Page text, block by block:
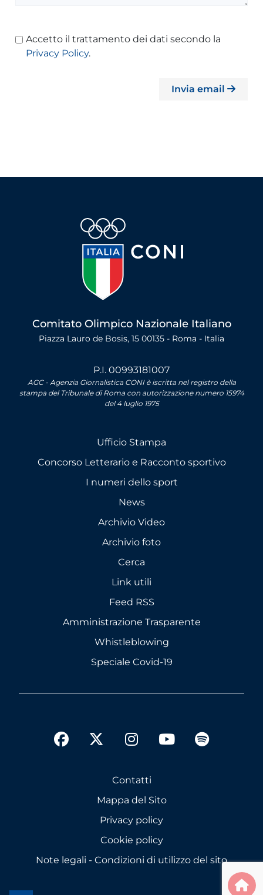
Accetto il trattamento dei dati secondo la
Privacy Policy.
Invia email
Comitato Olimpico Nazionale Italiano
Piazza Lauro de Bosis, 15 00135 - Roma - Italia
P.I. 00993181007
AGC - Agenzia Giornalistica CONI è iscritta nel registro della
stampa del Tribunale di Roma con autorizzazione numero 15974
del 4 luglio 1975
Ufficio Stampa
Concorso Letterario e Racconto sportivo
I numeri dello sport
News
Archivio Video
Archivio foto
Cerca
Link utili
Feed RSS
Amministrazione Trasparente
Whistleblowing
Speciale Covid-19
facebookinstagram
youtubespotify
Contatti
Mappa del Sito
Privacy policy
Cookie policy
Note legali - Condizioni di utilizzo del sito